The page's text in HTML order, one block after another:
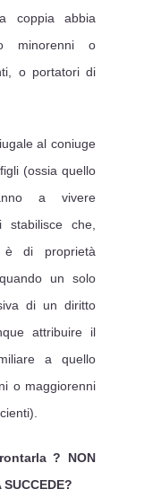
coppia abbia
minorenni o
o portatori di
al coniuge
(ossia quello
a vivere
stabilisce che,
è di proprietà
un solo
di un diritto
attribuire il
a quello
o maggiorenni
? NON
SUCCEDE?